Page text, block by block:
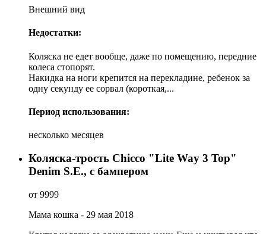
Внешний вид
Недостатки:
Коляска не едет вообще, даже по помещению, передние
колеса стопорят.
Накидка на ноги крепится на перекладине, ребенок за
одну секунду ее сорвал (короткая,...
Период использования:
несколько месяцев
Коляска-трость Chicco "Lite Way 3 Top"
Denim S.E., с бампером
от 9999
Мама кошка - 29 мая 2018